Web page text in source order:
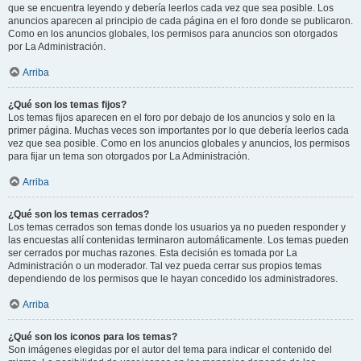
que se encuentra leyendo y debería leerlos cada vez que sea posible. Los
anuncios aparecen al principio de cada página en el foro donde se publicaron.
Como en los anuncios globales, los permisos para anuncios son otorgados
por La Administración.
Arriba
¿Qué son los temas fijos?
Los temas fijos aparecen en el foro por debajo de los anuncios y solo en la
primer página. Muchas veces son importantes por lo que debería leerlos cada
vez que sea posible. Como en los anuncios globales y anuncios, los permisos
para fijar un tema son otorgados por La Administración.
Arriba
¿Qué son los temas cerrados?
Los temas cerrados son temas donde los usuarios ya no pueden responder y
las encuestas allí contenidas terminaron automáticamente. Los temas pueden
ser cerrados por muchas razones. Esta decisión es tomada por La
Administración o un moderador. Tal vez pueda cerrar sus propios temas
dependiendo de los permisos que le hayan concedido los administradores.
Arriba
¿Qué son los iconos para los temas?
Son imágenes elegidas por el autor del tema para indicar el contenido del